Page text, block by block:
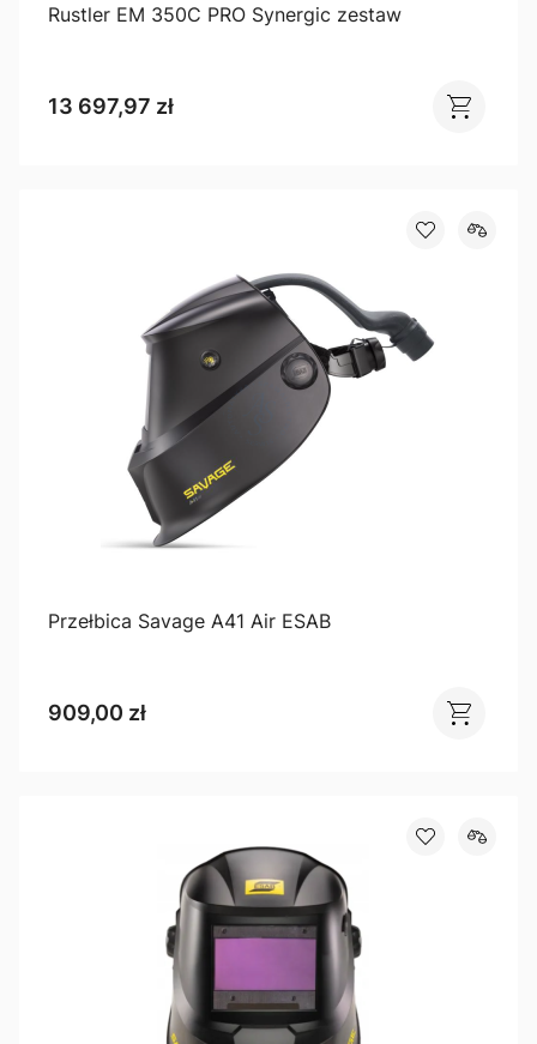
Rustler EM 350C PRO Synergic zestaw
13 697,97 zł
Przełbica Savage A41 Air ESAB
909,00 zł